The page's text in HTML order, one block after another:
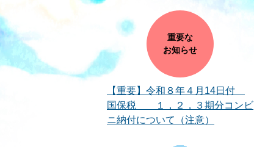
重要な
お知らせ
【重要】令和８年４月14日付
国保税 １，２，３期分コンビ
ニ納付について（注意）